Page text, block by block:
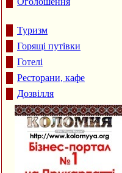
Туризм
Горящі путівки
Готелі
Ресторани, кафе
Дозвілля